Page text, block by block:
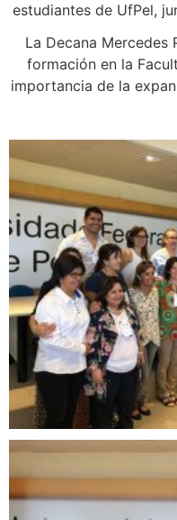
estudiantes de UfPel,
La Decana Mercedes
formación en la
importancia de la